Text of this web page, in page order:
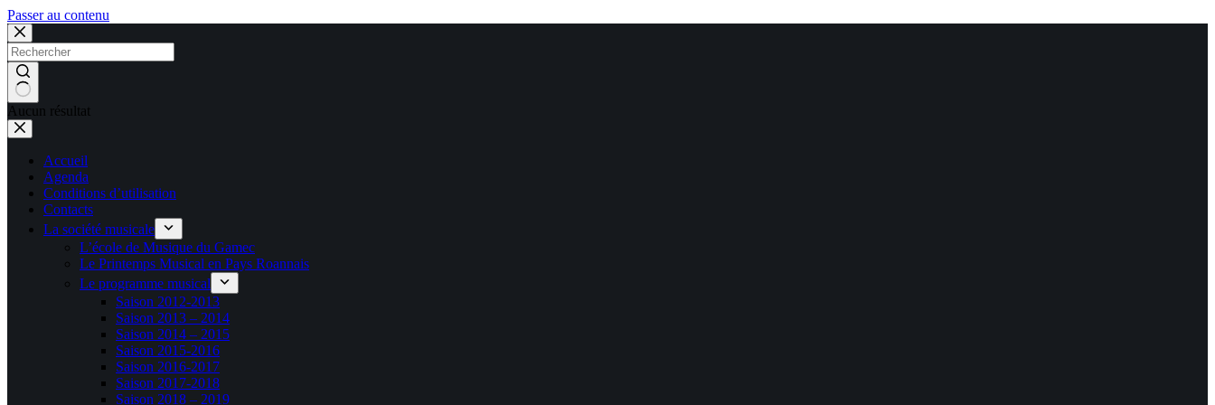
Passer au contenu
Aucun résultat
Accueil
Agenda
Conditions d’utilisation
Contacts
La société musicale
L’école de Musique du Gamec
Le Printemps Musical en Pays Roannais
Le programme musical
Saison 2012-2013
Saison 2013 – 2014
Saison 2014 – 2015
Saison 2015-2016
Saison 2016-2017
Saison 2017-2018
Saison 2018 – 2019